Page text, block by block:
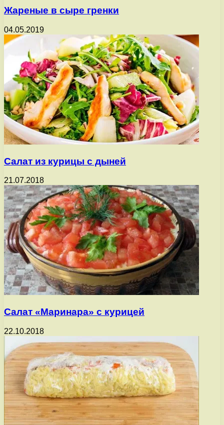
Жареные в сыре гренки
04.05.2019
Салат из курицы с дыней
21.07.2018
Салат «Маринара» с курицей
22.10.2018